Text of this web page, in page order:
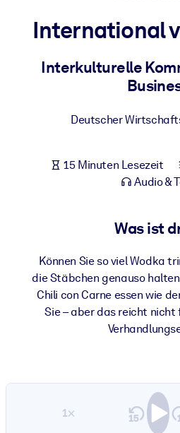
Bauen Sie eine gesunde und
Integrieren Sie kompaktes,
Für
Bereichern Sie Ihre
Ihrer KI-Systeme zu optimieren.
International
Interkulturelle
Deutscher
15 Minuten Lesezeit
Audio &
Was ist
Können Sie so viel Wodka
die Stäbchen genauso
Chili con Carne essen wie
Sie – aber das reicht
1×